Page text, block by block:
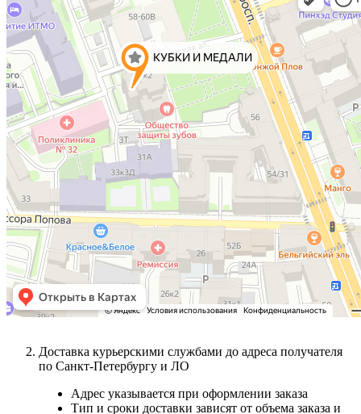
Доставка курьерскими службами до адреса получателя
по Санкт-Петербургу и ЛО
Адрес указывается при оформлении заказа
Тип и сроки доставки зависят от объема заказа и